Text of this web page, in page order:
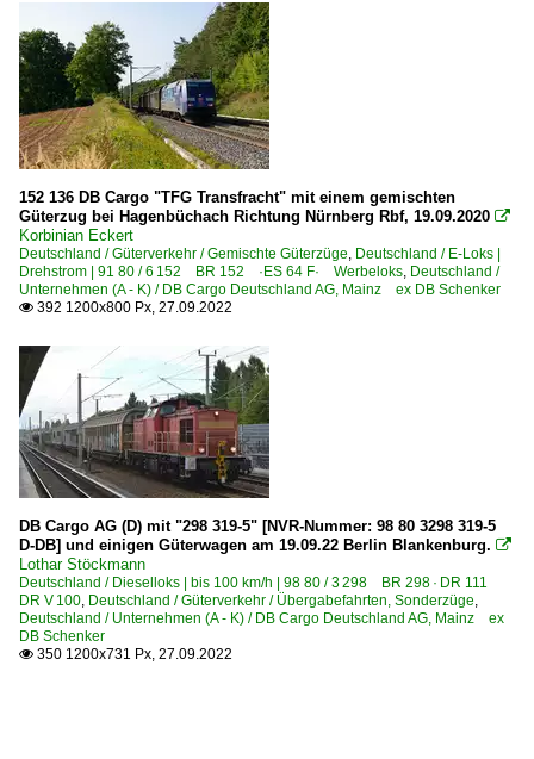
152 136 DB Cargo "TFG Transfracht" mit einem gemischten
Güterzug bei Hagenbüchach Richtung Nürnberg Rbf, 19.09.2020 
Korbinian Eckert
Deutschland / Güterverkehr / Gemischte Güterzüge, Deutschland / E-Loks |
Drehstrom | 91 80 / 6 152 BR 152 ·ES 64 F· Werbeloks, Deutschland /
Unternehmen (A - K) / DB Cargo Deutschland AG, Mainz ex DB Schenker
 392 1200x800 Px, 27.09.2022
DB Cargo AG (D) mit "298 319-5" [NVR-Nummer: 98 80 3298 319-5
D-DB] und einigen Güterwagen am 19.09.22 Berlin Blankenburg. 
Lothar Stöckmann
Deutschland / Dieselloks | bis 100 km/h | 98 80 / 3 298 BR 298 · DR 111
DR V 100, Deutschland / Güterverkehr / Übergabefahrten, Sonderzüge,
Deutschland / Unternehmen (A - K) / DB Cargo Deutschland AG, Mainz ex
DB Schenker
 350 1200x731 Px, 27.09.2022